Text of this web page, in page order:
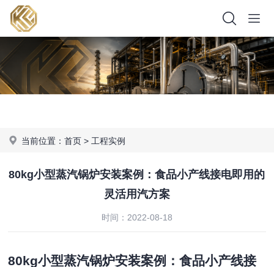
当前位置：首页 >工程实例
80kg小型蒸汽锅炉安装案例：食品小产线接电即用的
灵活用汽方案
时间：2022-08-18
80kg小型蒸汽锅炉安装案例：食品小产线接